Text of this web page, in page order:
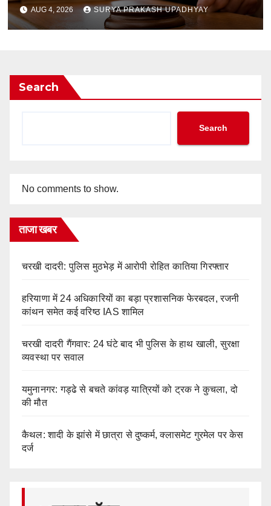
AUG 4, 2026 SURYA PRAKASH UPADHYAY
Search
Search
No comments to show.
ताजा खबर
चरखी दादरी: पुलिस मुठभेड़ में आरोपी रोहित कातिया गिरफ्तार
हरियाणा में 24 अधिकारियों का बड़ा प्रशासनिक फेरबदल, रजनी
कांथन समेत कई वरिष्ठ IAS शामिल
चरखी दादरी गैंगवार: 24 घंटे बाद भी पुलिस के हाथ खाली, सुरक्षा
व्यवस्था पर सवाल
यमुनानगर: गड्ढे से बचते कांवड़ यात्रियों को ट्रक ने कुचला, दो
की मौत
कैथल: शादी के झांसे में छात्रा से दुष्कर्म, क्लासमेट गुरमेल पर केस
दर्ज